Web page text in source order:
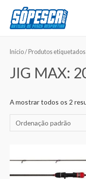
Início/ Produtos etiquetados
JIG MAX:
A mostrar todos os 2